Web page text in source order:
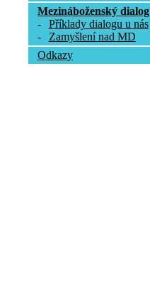
Mezináboženský dialog
-
Příklady dialogu u nás
-
Zamyšlení nad MD
Odkazy